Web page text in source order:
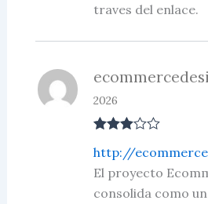
traves del enlace.
out of 5
2026
http://
El proyecto
consolida como